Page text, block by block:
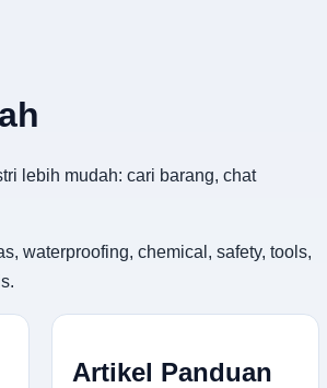
lebih mudah: cari barang, chat
waterproofing, chemical, safety, tools,
Artikel Panduan